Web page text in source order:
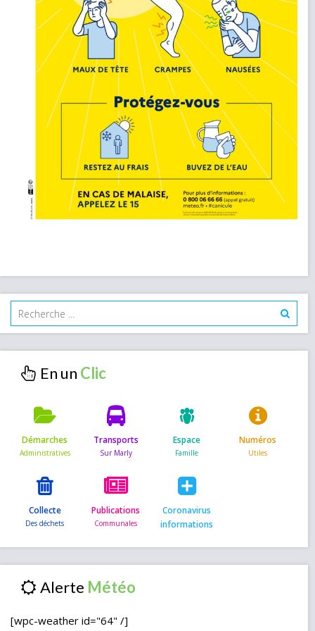
En un
Démarches Transports Espace Numéros
Collecte Publications
Coronavirus
informations
Alerte
[wpc-weather id="64" /]